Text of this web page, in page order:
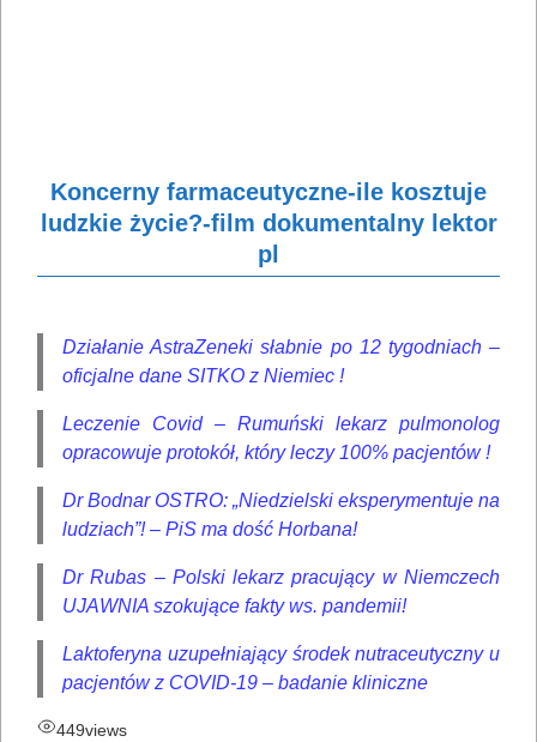
Koncerny farmaceutyczne-ile kosztuje
ludzkie życie?-film dokumentalny lektor
pl
Działanie AstraZeneki słabnie po 12 tygodniach –
oficjalne dane SITKO z Niemiec !
Leczenie Covid – Rumuński lekarz pulmonolog
opracowuje protokół, który leczy 100% pacjentów !
Dr Bodnar OSTRO: „Niedzielski eksperymentuje na
ludziach”! – PiS ma dość Horbana!
Dr Rubas – Polski lekarz pracujący w Niemczech
UJAWNIA szokujące fakty ws. pandemii!
Laktoferyna uzupełniający środek nutraceutyczny u
pacjentów z COVID-19 – badanie kliniczne
449views